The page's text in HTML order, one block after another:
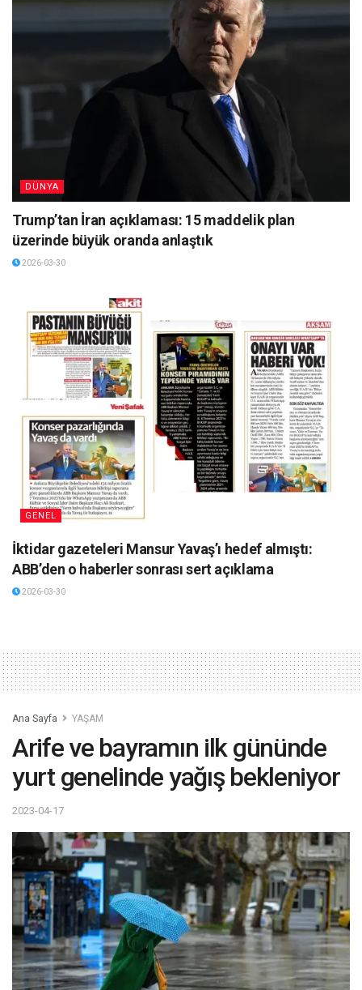
DÜNYA
Trump’tan İran açıklaması: 15 maddelik plan
üzerinde büyük oranda anlaştık
2026-03-30
GENEL
İktidar gazeteleri Mansur Yavaş’ı hedef almıştı:
ABB’den o haberler sonrası sert açıklama
2026-03-30
Ana Sayfa YAŞAM
Arife ve bayramın ilk gününde
yurt genelinde yağış bekleniyor
2023-04-17